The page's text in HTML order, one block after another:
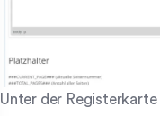
Unter der Registerkarte